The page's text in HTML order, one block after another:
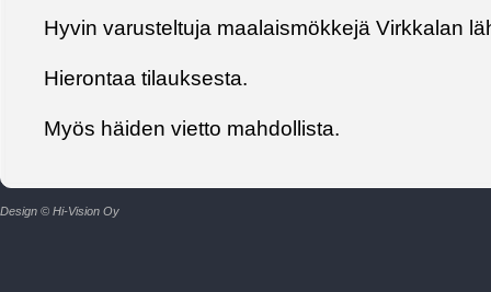
Hyvin varusteltuja maalaismökkejä Virkkalan
Hierontaa tilauksesta.
Myös häiden vietto mahdollista.
Design © Hi-Vision Oy